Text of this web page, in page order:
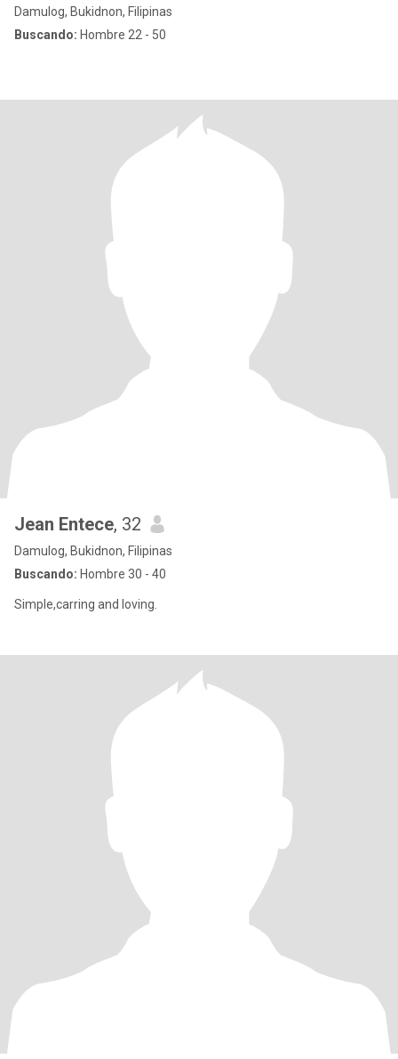
Damulog, Bukidnon, Filipinas
Buscando: Hombre 22 - 50
Jean Entece, 32
Damulog, Bukidnon, Filipinas
Buscando: Hombre 30 - 40
Simple,carring and loving.